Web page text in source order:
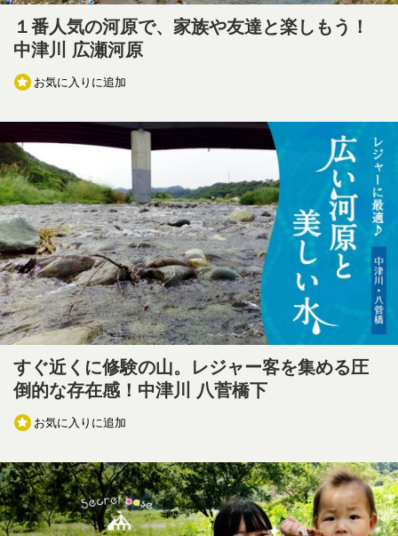
１番人気の河原で、家族や友達と楽しもう！
中津川 広瀬河原
お気に入りに追加
すぐ近くに修験の山。レジャー客を集める圧
倒的な存在感！中津川 八菅橋下
お気に入りに追加